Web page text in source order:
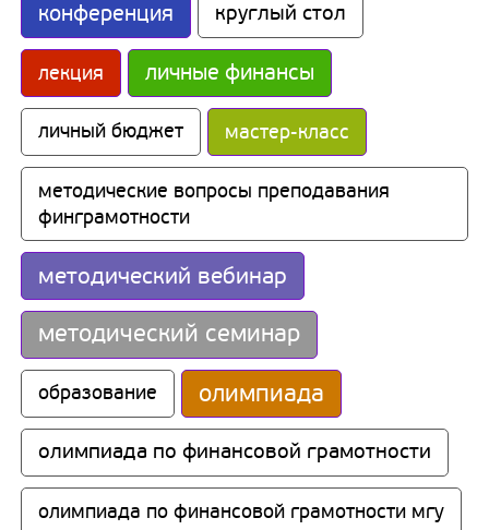
конференция круглый стол
лекция личные финансы
личный бюджет мастер-класс
методические вопросы преподавания
финграмотности
методический вебинар
методический семинар
образование олимпиада
олимпиада по финансовой грамотности
олимпиада по финансовой грамотности мгу